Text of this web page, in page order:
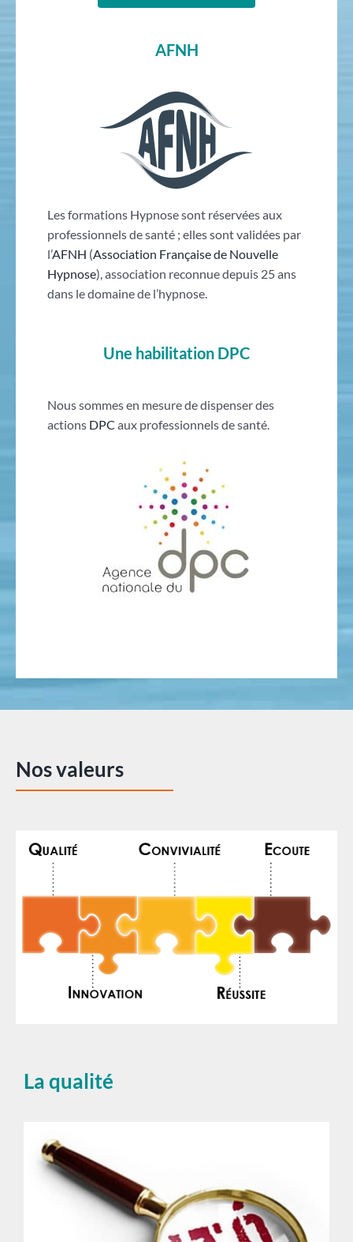
AFNH
Les formations Hypnose sont réservées aux
professionnels de santé ; elles sont validées par
l’AFNH (Association Française de Nouvelle
Hypnose), association reconnue depuis 25 ans
dans le domaine de l’hypnose.
Une habilitation DPC
Nous sommes en mesure de dispenser des
actions DPC aux professionnels de santé.
Nos valeurs
La qualité